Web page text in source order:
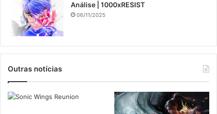
Análise | 1000xRESIST
06/11/2025
Outras notícias